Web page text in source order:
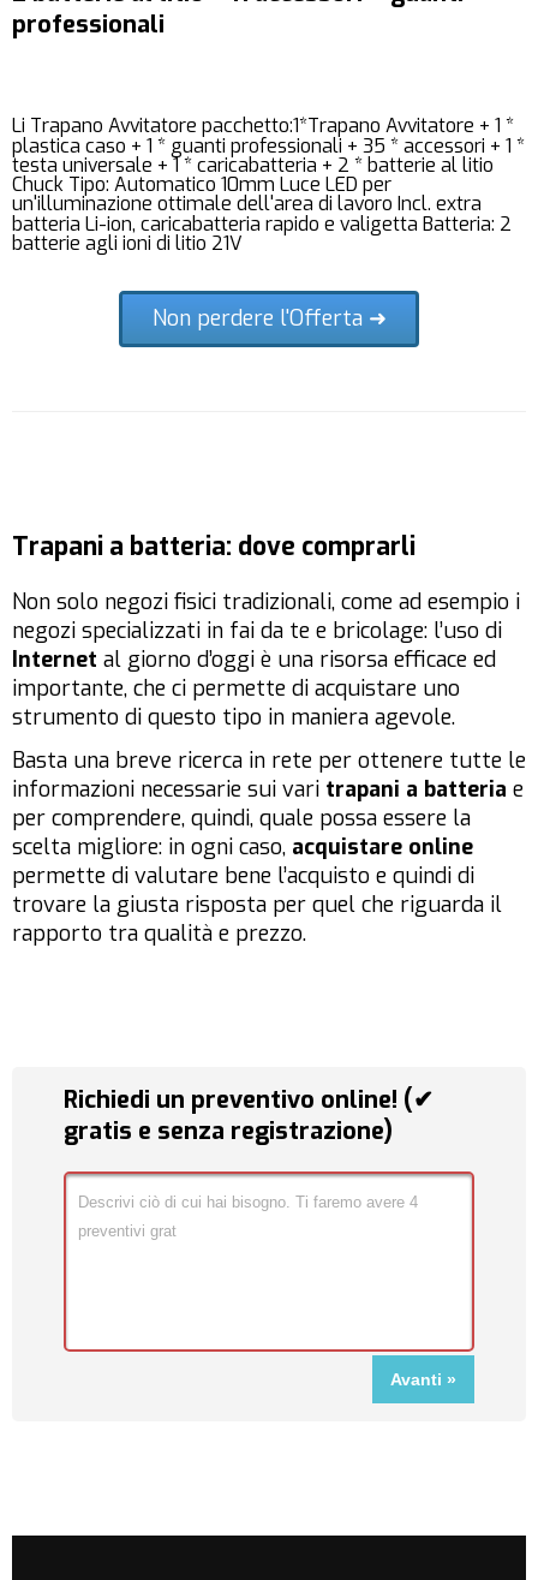
professionali
Li Trapano Avvitatore pacchetto:1*Trapano Avvitatore + 1 *
plastica caso + 1 * guanti professionali + 35 * accessori + 1 *
testa universale + 1 * caricabatteria + 2 * batterie al litio
Chuck Tipo: Automatico 10mm Luce LED per
un'illuminazione ottimale dell'area di lavoro Incl. extra
batteria Li-ion, caricabatteria rapido e valigetta Batteria: 2
batterie agli ioni di litio 21V
Non perdere l'Offerta ➜
Trapani a batteria: dove comprarli
Non solo negozi fisici tradizionali, come ad esempio i
negozi specializzati in fai da te e bricolage: l’uso di
Internet al giorno d’oggi è una risorsa efficace ed
importante, che ci permette di acquistare uno
strumento di questo tipo in maniera agevole.
Basta una breve ricerca in rete per ottenere tutte le
informazioni necessarie sui vari trapani a batteria e
per comprendere, quindi, quale possa essere la
scelta migliore: in ogni caso, acquistare online
permette di valutare bene l’acquisto e quindi di
trovare la giusta risposta per quel che riguarda il
rapporto tra qualità e prezzo.
Richiedi un preventivo online! (✔
gratis e senza registrazione)